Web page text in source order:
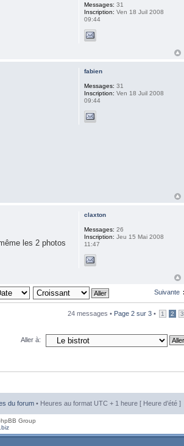
Messages: 31
Inscription: Ven 18 Juil 2008
09:44
fabien
Messages: 31
Inscription: Ven 18 Juil 2008
09:44
les 2 photos
claxton
Messages: 26
Inscription: Jeu 15 Mai 2008
11:47
Suivante
24 messages • Page 2 sur 3 • 1 2 3
Aller à:
du forum • Heures au format UTC + 1 heure [ Heure d’été ]
Group